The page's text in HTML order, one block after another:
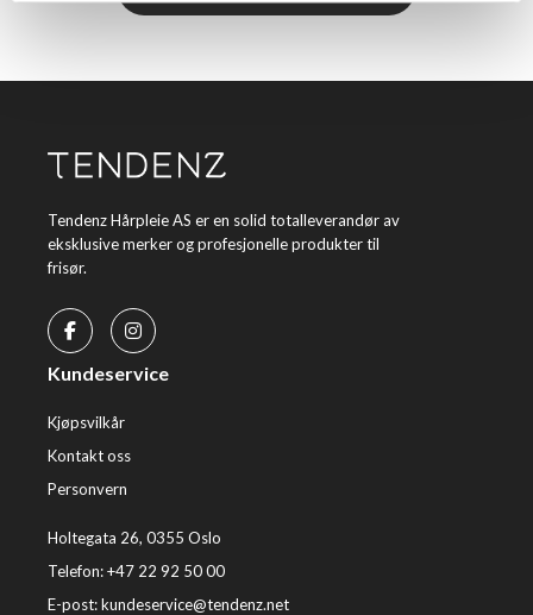
Tendenz Hårpleie AS er en solid totalleverandør av
eksklusive merker og profesjonelle produkter til
frisør.
Kundeservice
Kjøpsvilkår
Kontakt oss
Personvern
Holtegata 26, 0355 Oslo
Telefon: +47 22 92 50 00
E-post:kundeservice@tendenz.net